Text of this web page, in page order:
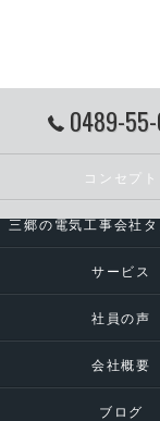
0489-
コンセプト
三郷の電気工事会社
サービス
社員の声
会社概要
ブログ